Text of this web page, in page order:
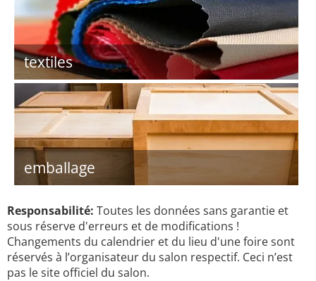
textiles
emballage
Responsabilité: Toutes les données sans garantie et
sous réserve d'erreurs et de modifications !
Changements du calendrier et du lieu d'une foire sont
réservés à l’organisateur du salon respectif. Ceci n’est
pas le site officiel du salon.